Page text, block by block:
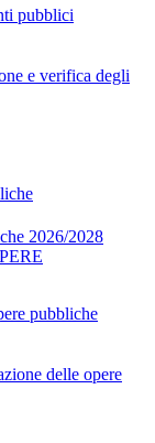
pubblici
e verifica degli
2026/2028
pubbliche
delle opere